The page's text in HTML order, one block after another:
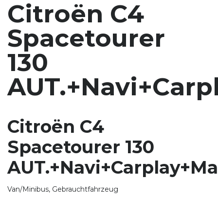
Citroën C4
Spacetourer
130
Citroën C4
Spacetourer 130
Van/Minibus, Gebrauchtfahrzeug